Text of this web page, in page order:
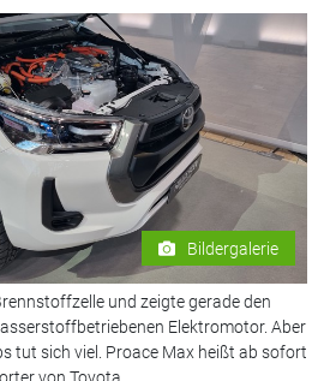
Bildergalerie
und zeigte gerade den
Elektromotor. Aber
tut sich viel. Proace Max heißt ab sofort